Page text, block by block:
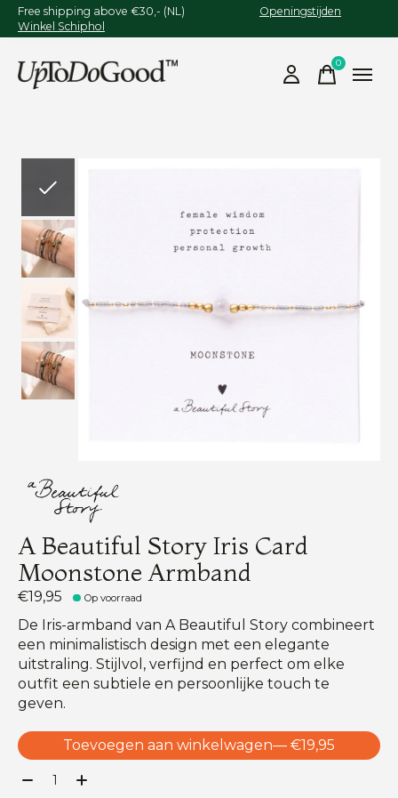
Free shipping above €30,- (NL) Openingstijden
Winkel Schiphol
0items
A Beautiful Story Iris Card
Moonstone Armband
€19,95 Op voorraad
De Iris-armband van A Beautiful Story combineert
een minimalistisch design met een elegante
uitstraling. Stijlvol, verfijnd en perfect om elke
outfit een subtiele en persoonlijke touch te
geven.
Toevoegen aan winkelwagen
— €19,95
Aantal: